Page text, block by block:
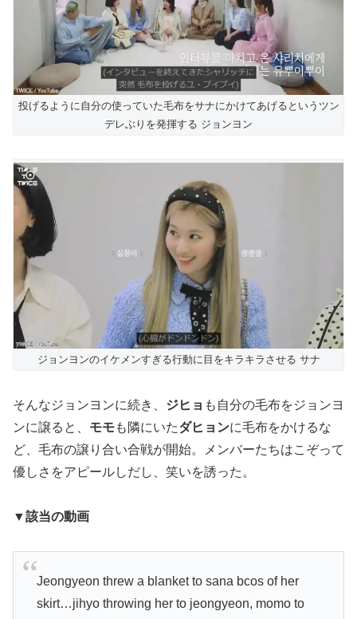
投げるように自分の使っていた毛布をサナにかけてあげるというツン
デレぶりを発揮する ジョンヨン
ジョンヨンのイケメンすぎる行動に目をキラキラさせる サナ
そんなジョンヨンに続き、 ジヒョ も自分の毛布をジョンヨ
ンに譲ると、 モモも隣にいたダヒョンに毛布をかけるな
ど、毛布の譲り合い合戦が開始。メンバーたちはこぞって
優しさをアピールしだし、笑いを誘った。
▼該当の動画
Jeongyeon threw a blanket to sana bcos of her
skirt…jihyo throwing her to jeongyeon, momo to